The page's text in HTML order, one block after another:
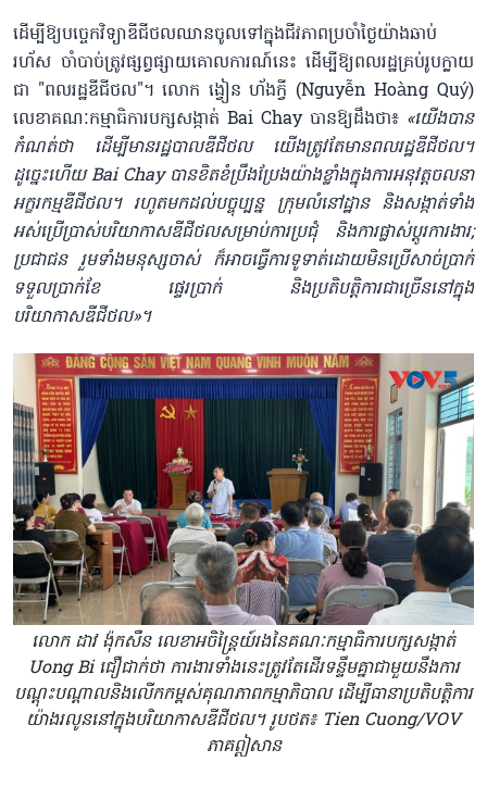
ដើម្បីឱ្យបច្ចេកវិទ្យាឌីជីថលឈាន​ចូលទៅក្នុងជីវភាព​ប្រចាំថ្ងៃយ៉ាងឆាប់
រហ័ស ចាំបាច់ត្រូវផ្សព្វផ្សាយគោលការណ៍នេះ ដើម្បីឱ្យពលរដ្ឋគ្រប់រូបក្លាយ
ជា "ពលរដ្ឋឌីជីថល"។ លោក ង្វៀន ហ័ងក្វី (Nguyễn Hoàng Quý​)
លេខាគណៈកម្មាធិការបក្សសង្កាត់ Bai Chay បានឱ្យដឹងថា៖ «​យើងបាន
កំណត់ថា ដើម្បីមាន​រដ្ឋបាលឌីជីថល យើងត្រូវតែមានពលរដ្ឋឌីជីថល​។
ដូច្នេះហើយ Bai Chay បានខិតខំប្រឹងប្រែងយ៉ាងខ្លាំងក្នុងការអនុវត្តចលនា
អក្ខរកម្មឌីជីថល។ រហូតមកដល់បច្ចុប្បន្ន ក្រុមលំនៅដ្ឋាន និងសង្កាត់ទាំង
អស់ប្រើប្រាស់បរិយាកាសឌីជីថលសម្រាប់ការប្រជុំ និងការផ្លាស់ប្តូរការងារ;
ប្រជាជន រួមទាំង​មនុស្សចា​ស់ ក៏អាចធ្វើការទូទាត់ដោយមិនប្រើសាច់ប្រាក់
ទទួលប្រាក់ខែ ផ្ទេរប្រាក់ និងប្រតិបត្តិការ​ជាច្រើននៅក្នុង
បរិយាកាសឌីជីថល»​។
លោក ដាវ ង៉ុកសឺន លេខាអចិន្ត្រៃយ៍រងនៃគណៈកម្មាធិការបក្សសង្កាត់
Uong Bi ជឿជាក់ថា ការងារទាំងនេះត្រូវតែដើរទន្ទឹមគ្នាជាមួយនឹងការ
បណ្តុះបណ្តាលនិងលើកកម្ពស់គុណភាពកម្មាភិបាល ដើម្បីធានាប្រតិបត្តិការ
យ៉ាងរលូននៅក្នុងបរិយាកាសឌីជីថល។ រូបថត៖ Tien Cuong/VOV
ភាគឦសាន